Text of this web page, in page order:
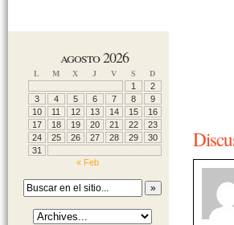
agosto 2026
L M X J V S D
1
2
3
4 5 6 7 8
9
10
11 12 13 14 15
16
17
18 19 20 21 22
23
24
25 26 27 28 29
30
31
« Feb